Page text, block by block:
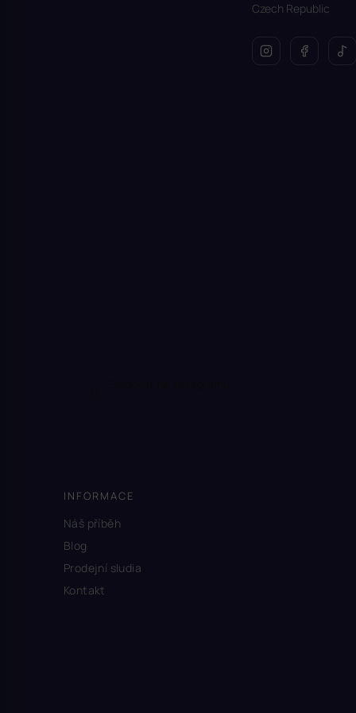
Czech Republic
INFORMACE
Náš příběh
Blog
Prodejní sludia
Kontakt